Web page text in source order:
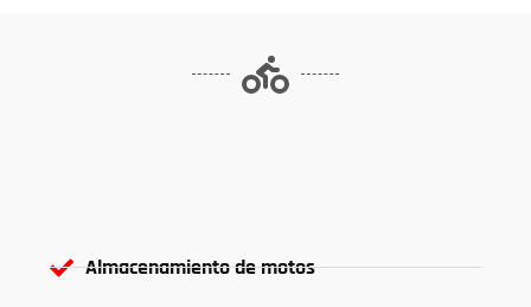
Almacenamiento de motos